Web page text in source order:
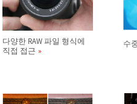
다양한 RAW 파일 형식에
직접 접근
수